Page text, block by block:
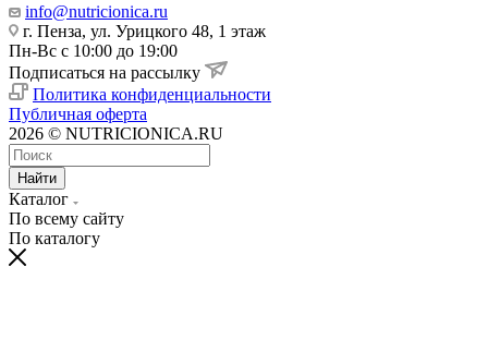
info@nutricionica.ru
г. Пенза, ул. Урицкого 48, 1 этаж
Пн-Вс с 10:00 до 19:00
Подписаться на рассылку
Политика конфиденциальности
Публичная оферта
2026 © NUTRICIONICA.RU
Найти
Каталог
По всему сайту
По каталогу